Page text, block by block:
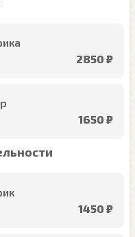
2850 ₽
1650 ₽
1450 ₽